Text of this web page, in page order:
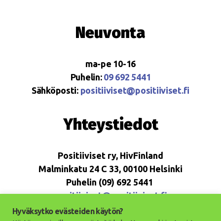
Neuvonta
ma-pe 10-16
Puhelin: 09 692 5441
Sähköposti: positiiviset@positiiviset.fi
Yhteystiedot
Positiiviset ry, HivFinland
Malminkatu 24 C 33, 00100 Helsinki
Puhelin (09) 692 5441
positiiviset@positiiviset.fi
Hyväksytko evästeiden käytön?